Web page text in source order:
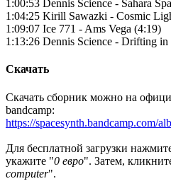
1:00:53 Dennis Science - Sahara
1:04:25 Kirill Sawazki - Cosmic
1:09:07 Ice 771 - Ams Vega (4:19)
1:13:26 Dennis Science - Drifting in
Скачать
Скачать сборник можно на
bandcamp:
https://spacesynth.bandcamp.com/
Для бесплатной загрузки
укажите "0 евро". Затем,
computer".